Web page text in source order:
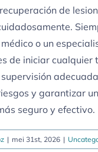
de
o un
de iniciar cualquier
y garantizar
seguro y efectivo.
| mei 31st, 2026 |